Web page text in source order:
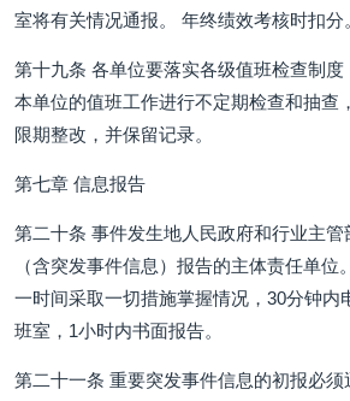
室将有关情况通报。 年终绩效考核时扣分
第十九条 各单位要落实各级值班检查制度
本单位的值班工作进行不定期检查和抽查
限期整改，并保留记录。
第七章 信息报告
第二十条 事件发生地人民政府和行业主
（含突发事件信息）报告的主体责任单
一时间采取一切措施掌握情况，30分钟内
班室，1小时内书面报告。
第二十一条 重要突发事件信息的初报必